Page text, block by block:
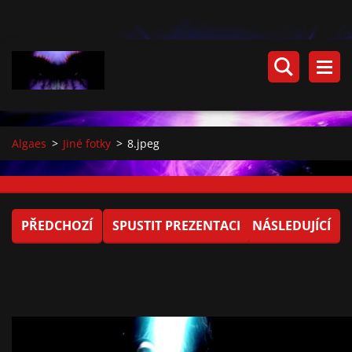
Algaes > Jiné fotky > 8.jpeg
PŘEDCHOZÍ SPUSTIT PREZENTACI NÁSLEDUJÍCÍ